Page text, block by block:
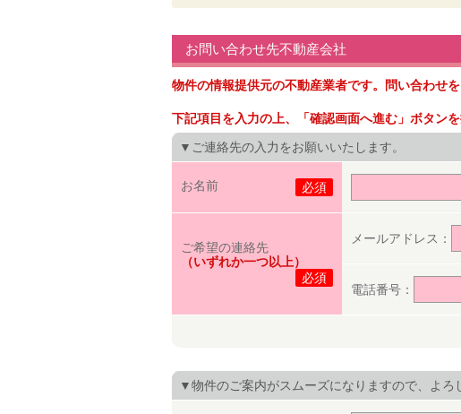
お問い合わせ先不動産会社
物件の情報提供元の不動産業者です。問い合わせ
下記項目を入力の上、「確認画面へ進む」ボタン
▼ご連絡先の入力をお願いいたします。
お名前 必須
ご希望の連絡先
（いずれか一つ以上）
必須
メールアドレス：
電話番号：
▼物件のご案内がスムーズになりますので、よ